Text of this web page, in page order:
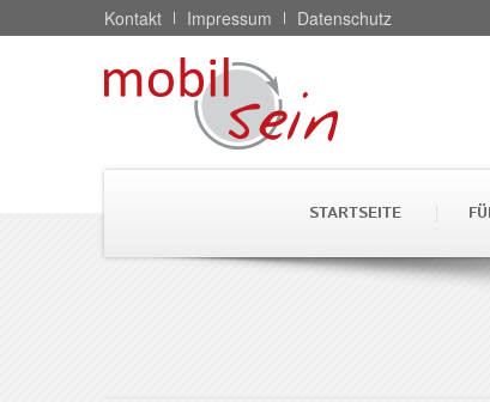
Kontakt Impressum Datenschutz
STARTSEITE